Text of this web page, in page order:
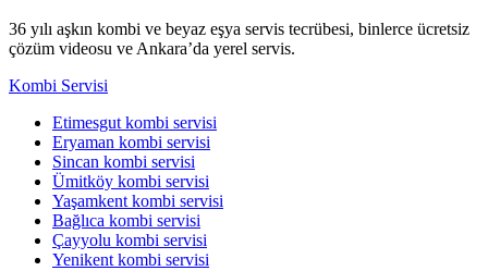
36 yılı aşkın kombi ve beyaz eşya servis tecrübesi, binlerce ücretsiz
çözüm videosu ve Ankara’da yerel servis.
Kombi Servisi
Etimesgut kombi servisi
Eryaman kombi servisi
Sincan kombi servisi
Ümitköy kombi servisi
Yaşamkent kombi servisi
Bağlıca kombi servisi
Çayyolu kombi servisi
Yenikent kombi servisi